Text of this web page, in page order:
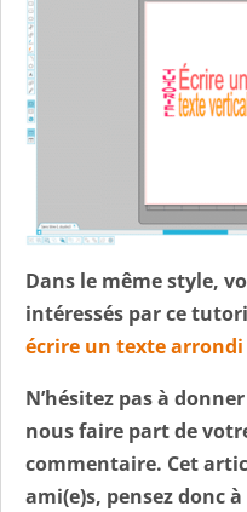
Dans le même style,
intéressés par ce
écrire un texte
N’hésitez pas à
nous faire part de
commentaire. Cet
ami(e)s, pensez donc